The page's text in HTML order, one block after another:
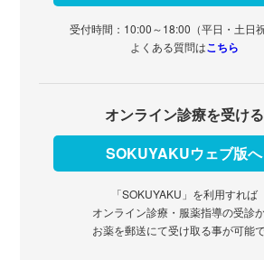
受付時間：10:00～18:00（平日・土日
よくある質問はこちら
オンライン診療を受ける
SOKUYAKUウェブ版へ
「SOKUYAKU」を利用すれば
オンライン診療・服薬指導の受診
お薬を郵送にて受け取る事が可能